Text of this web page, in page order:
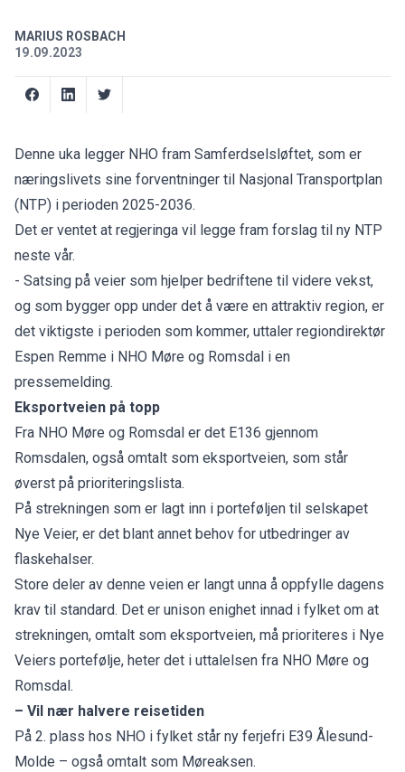
MARIUS ROSBACH
19.09.2023
Denne uka legger NHO fram Samferdselsløftet, som er
næringslivets sine forventninger til Nasjonal Transportplan
(NTP) i perioden 2025-2036.
Det er ventet at regjeringa vil legge fram forslag til ny NTP
neste vår.
- Satsing på veier som hjelper bedriftene til videre vekst,
og som bygger opp under det å være en attraktiv region, er
det viktigste i perioden som kommer, uttaler regiondirektør
Espen Remme i NHO Møre og Romsdal i en
pressemelding.
Eksportveien på topp
Fra NHO Møre og Romsdal er det E136 gjennom
Romsdalen, også omtalt som eksportveien, som står
øverst på prioriteringslista.
På strekningen som er lagt inn i porteføljen til selskapet
Nye Veier, er det blant annet behov for utbedringer av
flaskehalser.
Store deler av denne veien er langt unna å oppfylle dagens
krav til standard. Det er unison enighet innad i fylket om at
strekningen, omtalt som eksportveien, må prioriteres i Nye
Veiers portefølje, heter det i uttalelsen fra NHO Møre og
Romsdal.
– Vil nær halvere reisetiden
På 2. plass hos NHO i fylket står ny ferjefri E39 Ålesund-
Molde – også omtalt som Møreaksen.